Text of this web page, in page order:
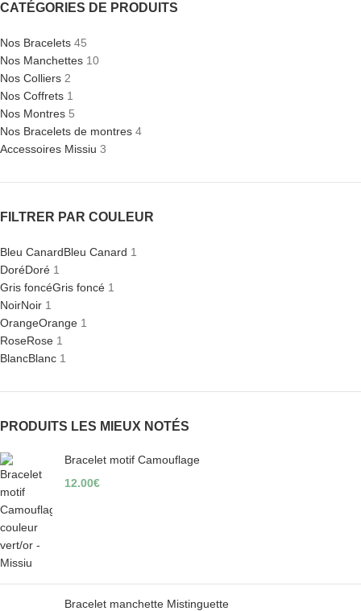
CATÉGORIES DE PRODUITS
Nos Bracelets 45
Nos Manchettes 10
Nos Colliers 2
Nos Coffrets 1
Nos Montres 5
Nos Bracelets de montres 4
Accessoires Missiu 3
FILTRER PAR COULEUR
Bleu CanardBleu Canard 1
DoréDoré 1
Gris foncéGris foncé 1
NoirNoir 1
OrangeOrange 1
RoseRose 1
BlancBlanc 1
PRODUITS LES MIEUX NOTÉS
Bracelet motif Camouflage
12.00€
Bracelet manchette Mistinguette